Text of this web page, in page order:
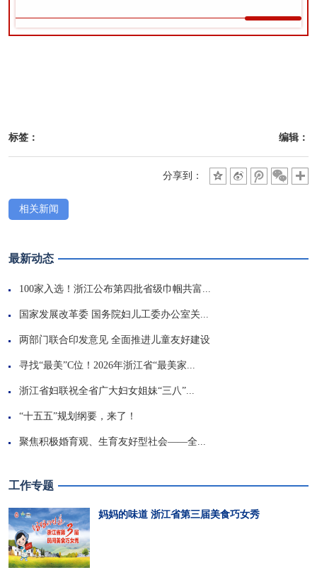
标签： 编辑：
分享到：
相关新闻
最新动态
100家入选！浙江公布第四批省级巾帼共富...
国家发展改革委 国务院妇儿工委办公室关...
两部门联合印发意见 全面推进儿童友好建设
寻找“最美”C位！2026年浙江省“最美家...
浙江省妇联祝全省广大妇女姐妹“三八”...
“十五五”规划纲要，来了！
聚焦积极婚育观、生育友好型社会——全...
工作专题
妈妈的味道 浙江省第三届美食巧女秀